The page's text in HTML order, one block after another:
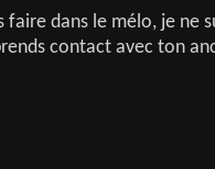
dans le mélo, je ne
contact avec ton